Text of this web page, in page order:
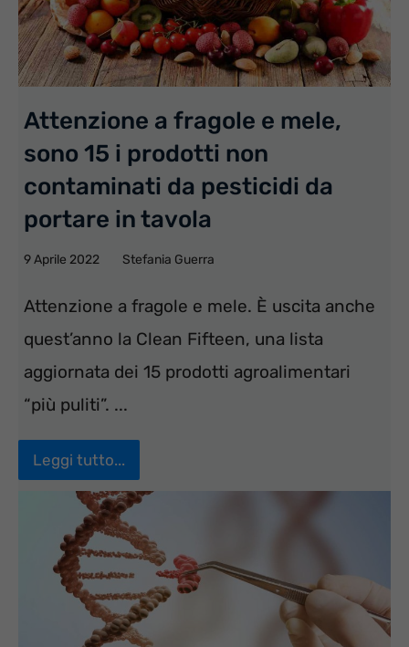
Attenzione a fragole e mele,
sono 15 i prodotti non
contaminati da pesticidi da
portare in tavola
9 Aprile 2022 Stefania Guerra
Attenzione a fragole e mele. È uscita anche
quest’anno la Clean Fifteen, una lista
aggiornata dei 15 prodotti agroalimentari
“più puliti”. ...
Leggi tutto...